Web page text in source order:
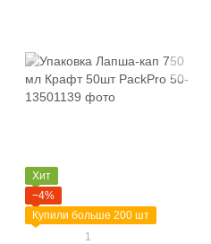
Хит
−4%
Купили больше 200 шт
1